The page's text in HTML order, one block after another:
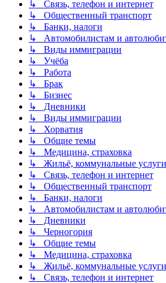
↳ Связь, телефон и интернет
↳ Общественный транспорт
↳ Банки, налоги
↳ Автомобилистам и
↳ Виды иммиграции
↳ Учёба
↳ Работа
↳ Брак
↳ Бизнес
↳ Дневники
↳ Виды иммиграции
↳ Хорватия
↳ Общие темы
↳ Медицина, страховка
↳ Жильё, коммунальные услуги
↳ Связь, телефон и интернет
↳ Общественный транспорт
↳ Банки, налоги
↳ Автомобилистам и
↳ Дневники
↳ Черногория
↳ Общие темы
↳ Медицина, страховка
↳ Жильё, коммунальные услуги
↳ Связь, телефон и интернет